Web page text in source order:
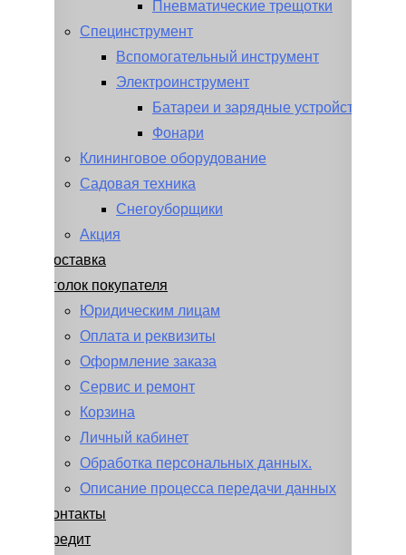
Пневматические трещотки
Специнструмент
Вспомогательный инструмент
Электроинструмент
Батареи и зарядные устройства
Фонари
Клининговое оборудование
Садовая техника
Снегоуборщики
Акция
Доставка
Уголок покупателя
Юридическим лицам
Оплата и реквизиты
Оформление заказа
Сервис и ремонт
Корзина
Личный кабинет
Обработка персональных данных.
Описание процесса передачи данных
Контакты
Кредит